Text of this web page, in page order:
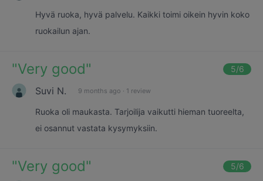
Hyvä ruoka, hyvä palvelu. Kaikki toimi oikein hyvin koko
ruokailun ajan.
"Very good" 5/6
Suvi N. 9 months ago · 1 review
Ruoka oli maukasta. Tarjoilija vaikutti hieman tuoreelta,
ei osannut vastata kysymyksiin.
"Very good" 5/6